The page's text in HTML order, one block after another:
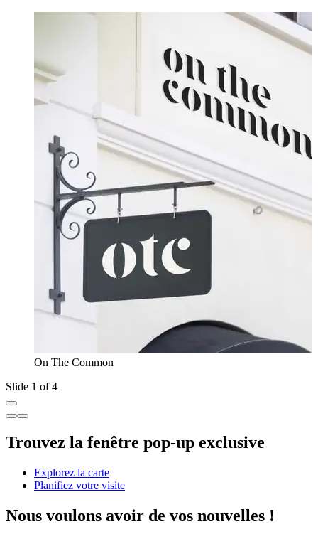
On The Common
Slide 1 of 4
Trouvez la fenêtre pop-up exclusive
Explorez la carte
Planifiez votre visite
Nous voulons avoir de vos nouvelles !